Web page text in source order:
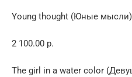
Young thought (Юные мысли)
2 100.00 р.
The girl in a water color